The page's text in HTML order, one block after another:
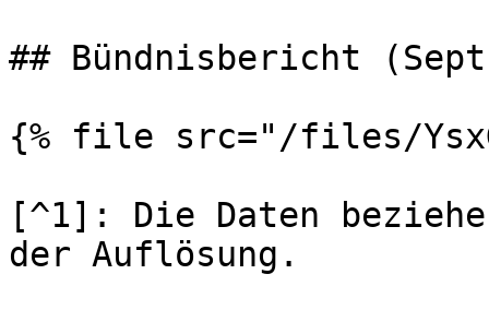
## Bündnisbericht
{% file src="/files/
[^1]: Die Daten